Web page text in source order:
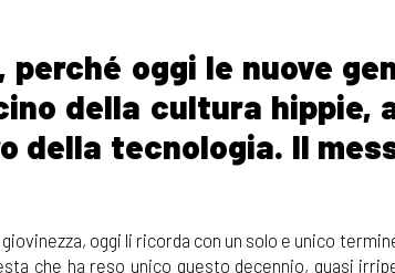
oggi le nuove
della cultura hippie,
della tecnologia. Il
oggi li ricorda con un solo e unico
che ha reso unico questo decennio, quasi